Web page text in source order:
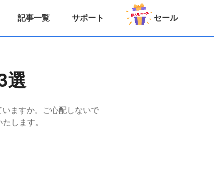
記事一覧 サポート セール
選
ますか。ご心配しないで
します。